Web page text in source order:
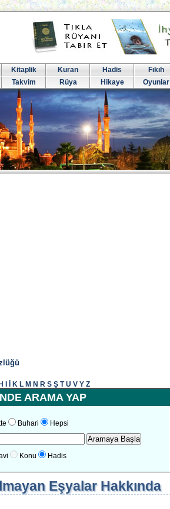
Kitaplik Kuran Hadis Fıkıh
Takvim Rüya Hikaye Oyunlar
H K L M N R S Ş T U V Y Z
ARAMA YAP
Buhari Hepsi
Konu Hadis
Eşyalar Hakkında